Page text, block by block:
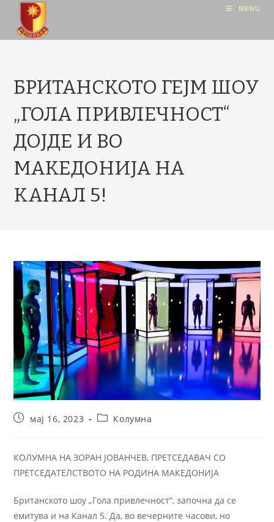
MENU
БРИТАНСКОТО ГЕЈМ ШОУ
„ГОЛА ПРИВЛЕЧНОСТ“
ДОЈДЕ И ВО
МАКЕДОНИЈА НА
КАНАЛ 5!
мај 16, 2023 Колумна
КОЛУМНА НА ЗОРАН ЈОВАНЧЕВ, ПРЕТСЕДАВАЧ СО
ПРЕТСЕДАТЕЛСТВОТО НА РОДИНА МАКЕДОНИЈА
Британското шоу „Гола привлечност“, започна да се
емитува и на Канал 5. Да, во вечерните часови, но